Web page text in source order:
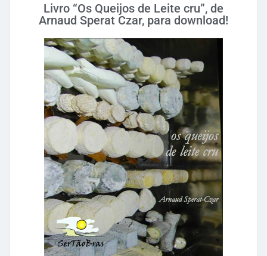
Livro “Os Queijos de Leite cru”, de
Arnaud Sperat Czar, para download!